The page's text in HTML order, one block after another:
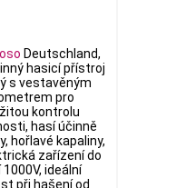
Deutschland,
hasicí přístroj
s vestavěným
pro
kontrolu
hasí účinně
hořlavé kapaliny,
zařízení do
ideální
při hašení od